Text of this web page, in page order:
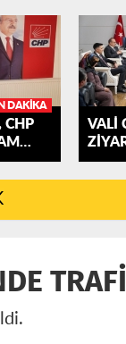
DAKIKA
CHP
VALİ